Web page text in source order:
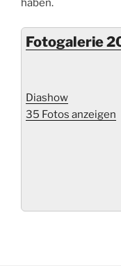
haben.
Fotogalerie
Diashow
35 Fotos anzeigen